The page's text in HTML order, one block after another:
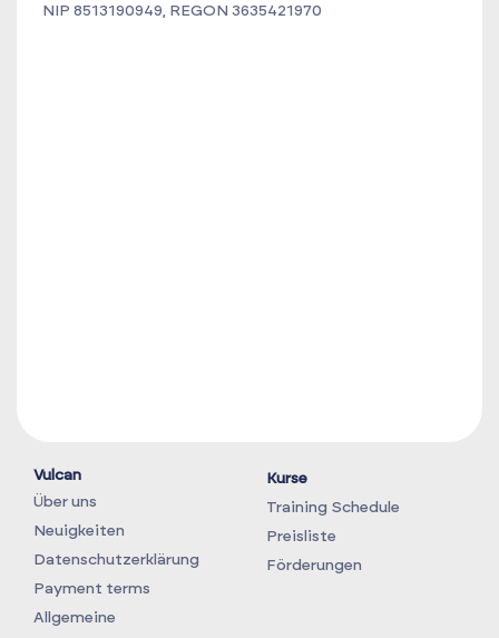
NIP 8513190949, REGON 3635421970
Vulcan
Über uns
Neuigkeiten
Datenschutzerklärung
Payment terms
Allgemeine
Kurse
Training Schedule
Preisliste
Förderungen